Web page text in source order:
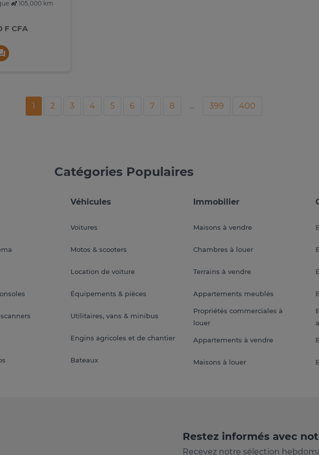
105,000 km
F CFA
1 2 3 4 5 6 7 8 ... 399 400
Catégories Populaires
Véhicules
Voitures
Motos & scooters
Location de voiture
Équipements & pièces
Utilitaires, vans & minibus
Engins agricoles et de chantier
Bateaux
Immobilier
Maisons à vendre
Chambres à louer
Terrains à vendre
Appartements meublés
Propriétés commerciales à
louer
Appartements à vendre
Maisons à louer
Restez informés avec
Recevez notre sélection